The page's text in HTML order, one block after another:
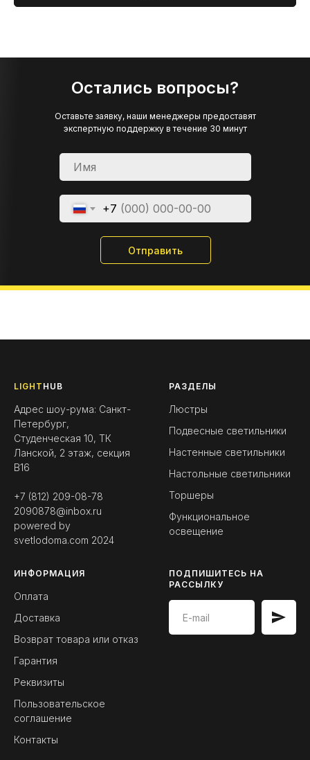
Остались вопросы?
+7
Отправить
Оставьте заявку, наши менеджеры предоставят
экспертную поддержку в течение 30 минут
LIGHT HUB
Адрес шоу-рума: Санкт-
Петербург,
Студенческая 10, ТК
Ланской, 2 этаж, секция
B16
+7 (812) 209-08-78
2090878@inbox.ru
powered by
svetlodoma.com 2024
РАЗДЕЛЫ
Люстры
Подвесные светильники
Настенные светильники
Настольные светильники
Торшеры
Функциональное
освещение
ИНФОРМАЦИЯ
Оплата
Доставка
Возврат товара или отказ
Гарантия
Реквизиты
Пользовательское
соглашение
Контакты
ПОДПИШИТЕСЬ НА
РАССЫЛКУ